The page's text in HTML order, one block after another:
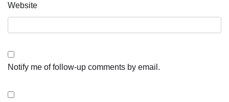
Website
Notify me of follow-up comments by email.